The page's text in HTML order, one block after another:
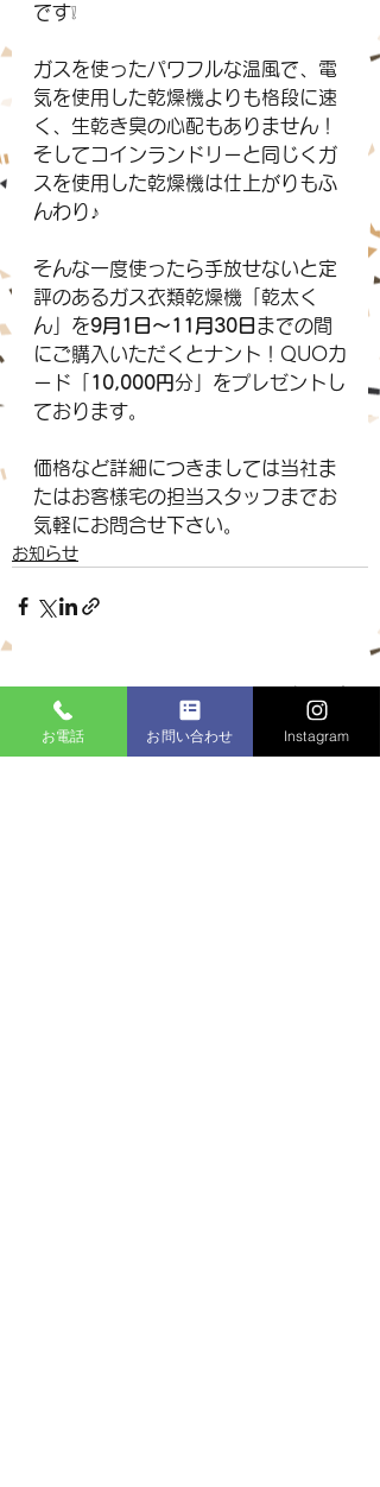
です❕
ガスを使ったパワフルな温風で、電
気を使用した乾燥機よりも格段に速
く、生乾き臭の心配もありません！
そしてコインランドリーと同じくガ
スを使用した乾燥機は仕上がりもふ
んわり♪
そんな一度使ったら手放せないと定
評のあるガス衣類乾燥機「乾太く
ん」を9月1日～11月30日 までの間
にご購入いただくとナント！QUOカ
ード「
10,000円 分」をプレゼントし
ております。
価格など詳細につきましては当社ま
たはお客様宅の担当スタッフまでお
気軽にお問合せ下さい。
お知らせ
最新記事
お電話 お問い合わせ Instagram